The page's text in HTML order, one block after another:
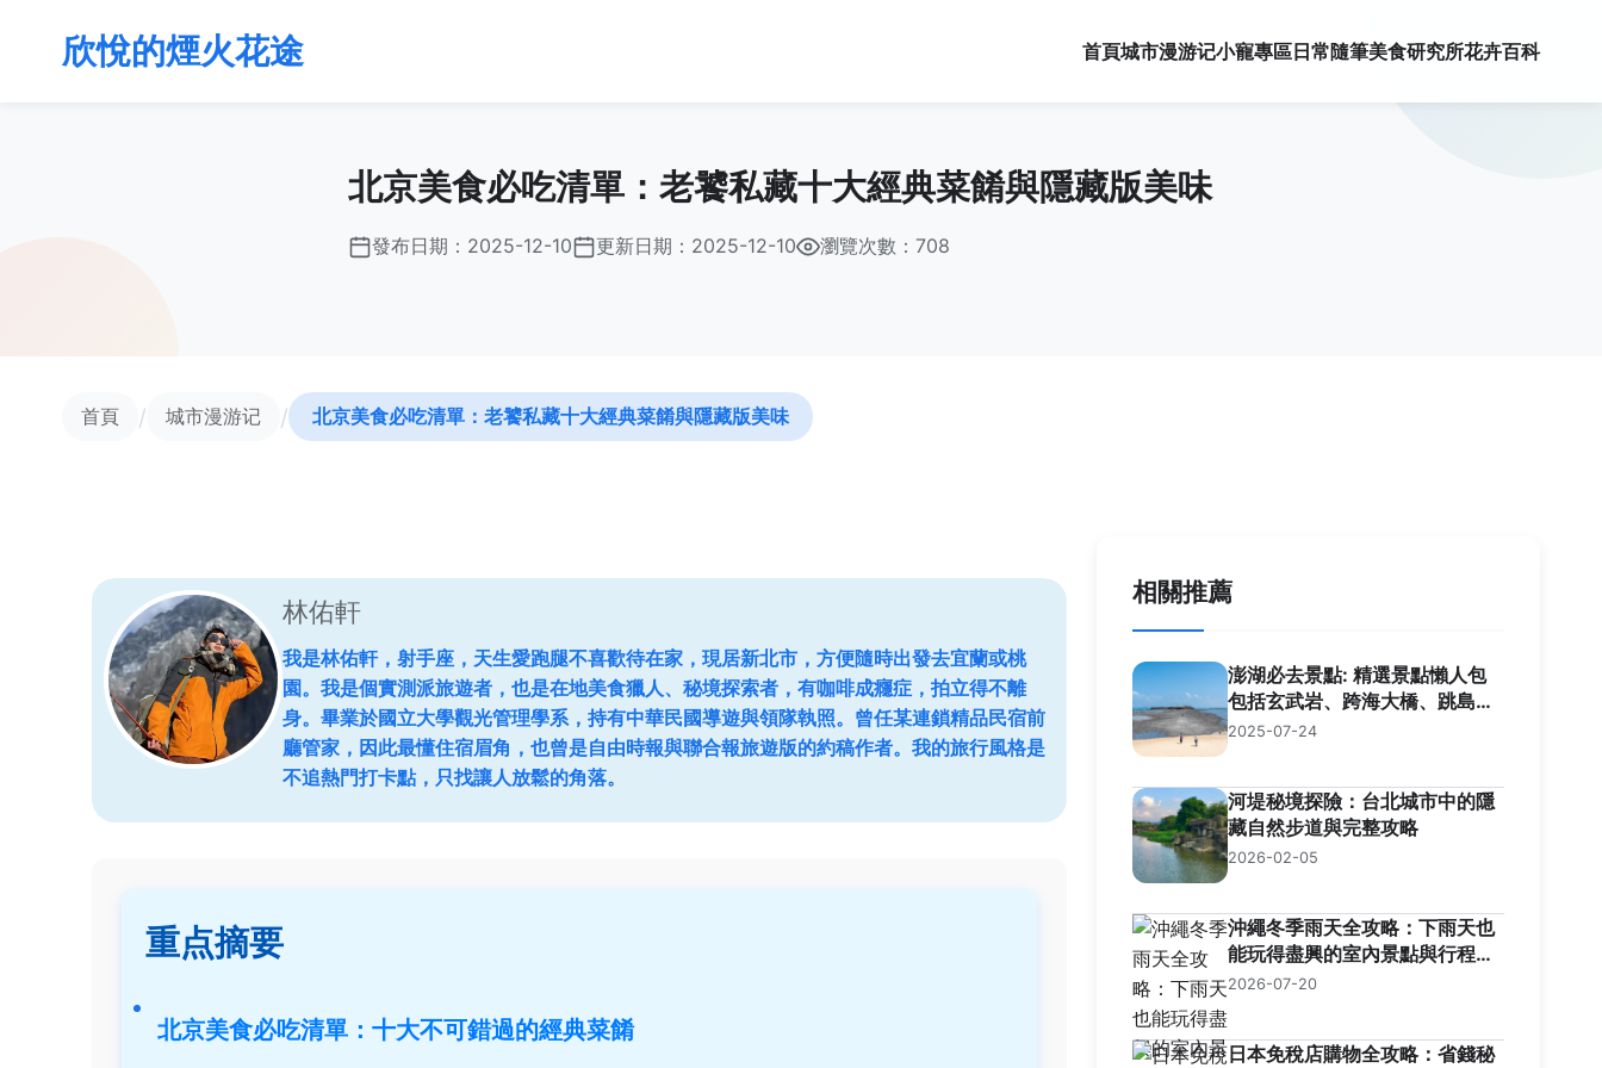
欣悅的煙火花途 首頁城市漫游记小寵專區日常隨筆美食研究所花卉百科
北京美食必吃清單：老饕私藏十大經典菜餚與隱藏版美味
發布日期： 2025-12-10 更新日期： 2025-12-10 瀏覽次數：708
首頁 / 城市漫游记 / 北京美食必吃清單：老饕私藏十大經典菜餚與隱藏版美味
林佑軒
我是林佑軒，射手座，天生愛跑腿不喜歡待在家，現居新北市，方便隨時出發去宜蘭或桃
園。我是個實測派旅遊者，也是在地美食獵人、秘境探索者，有咖啡成癮症，拍立得不離
身。畢業於國立大學觀光管理學系，持有中華民國導遊與領隊執照。曾任某連鎖精品民宿前
廳管家，因此最懂住宿眉角，也曾是自由時報與聯合報旅遊版的約稿作者。我的旅行風格是
不追熱門打卡點，只找讓人放鬆的角落。
重点摘要
北京美食必吃清單：十大不可錯過的經典菜餚
相關推薦
澎湖必去景點: 精選景點懶人包
包括玄武岩、跨海大橋、跳島與
美食資訊
2025-07-24
河堤秘境探險：台北城市中的隱
藏自然步道與完整攻略
2026-02-05
沖繩冬季雨天全攻略：下雨天也
能玩得盡興的室內景點與行程規
劃
2026-07-20
日本免稅店購物全攻略：省錢秘